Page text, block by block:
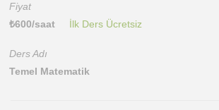
Fiyat
₺600/saat İlk Ders Ücretsiz
Ders Adı
Temel Matematik